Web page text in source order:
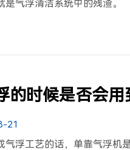
是气浮清洁系统中的残渣。
的时候是否会用
21
气浮工艺的话，单靠气浮机